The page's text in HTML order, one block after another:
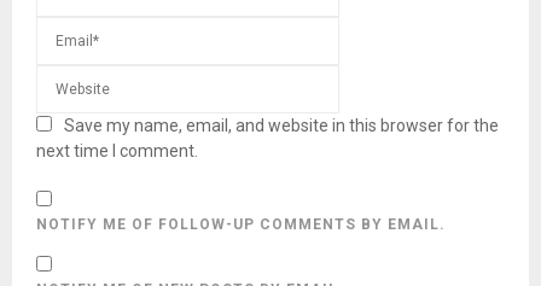
Save my name, email, and website in this browser for the
next time I comment.
NOTIFY ME OF FOLLOW-UP COMMENTS BY EMAIL.